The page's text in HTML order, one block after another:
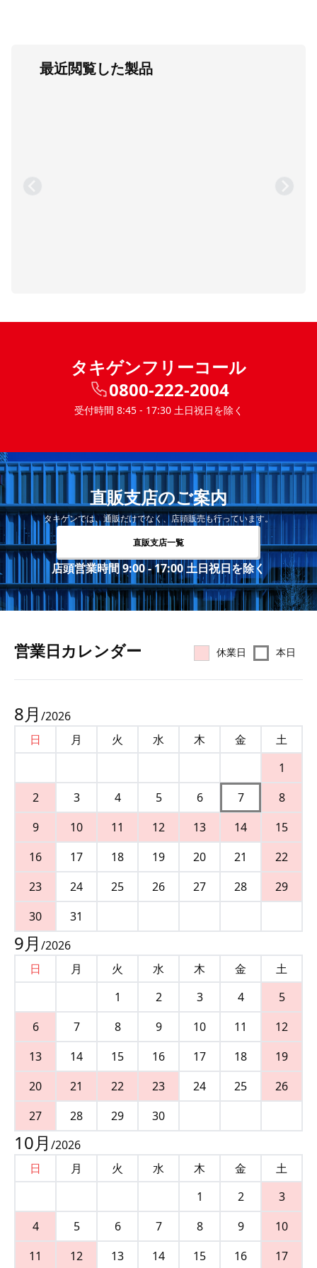
最近閲覧した製品
タキゲンフリーコール
0800-222-2004
受付時間 8:45 - 17:30 土日祝日を除く
直販支店のご案内
タキゲンでは、通販だけでなく、店頭販売も行っています。
直販支店一覧
店頭営業時間 9:00 - 17:00 土日祝日を除く
営業⽇カレンダー 休業日 本日
8月 /2026
日
月 火 水 木 金
土
1
2
3 4 5 6 7
8
9
10 11 12 13 14
15
16
17 18 19 20 21
22
23
24 25 26 27 28
29
30
31
9月 /2026
日
月 火 水 木 金
土
1
2 3 4
5
6
7 8 9 10 11
12
13
14 15 16 17 18
19
20
21 22 23 24 25
26
27
28 29 30
10月 /2026
日
月 火 水 木 金
土
1
2
3
4
5 6 7 8 9
10
11
12 13 14 15 16
17